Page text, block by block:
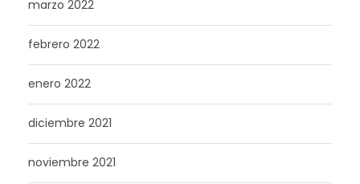
marzo 2022
febrero 2022
enero 2022
diciembre 2021
noviembre 2021